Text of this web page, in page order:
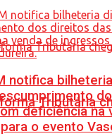
Tributária
notifica
deficiência na
o evento